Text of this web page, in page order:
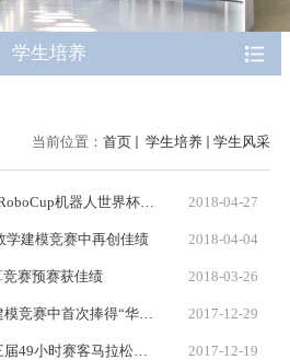
学生培养
当前位置： 首页 学生培养 学生风采
2018-04-27
学建模竞赛中再创佳绩 2018-04-04
赛预赛获佳绩 2018-03-26
2017-12-29
2017-12-19